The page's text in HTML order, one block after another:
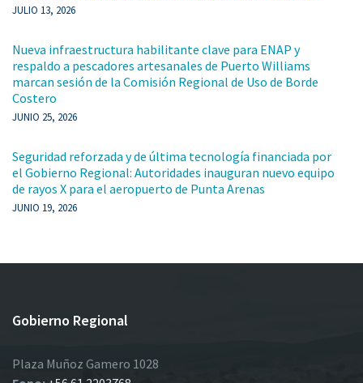
JULIO 13, 2026
Nueva infraestructura habilitante clave para ENAP y
respaldo a pescadores artesanales de Puerto Williams
marcan sesión de la Comisión Regional de Uso de Borde
Costero
JUNIO 25, 2026
Seguridad reforzada y de última tecnología financiada por
el Gobierno Regional: Autoridades inauguran nuevo equipo
de rayos X para el aeropuerto de Punta Arenas
JUNIO 19, 2026
Gobierno Regional
Plaza Muñoz Gamero 1028